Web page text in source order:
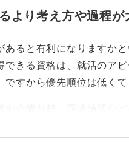
より考え方や過程が
あると有利になりますか
できる資格は、就活のア
ですから優先順位は低くて
や企業分析、面接練習な